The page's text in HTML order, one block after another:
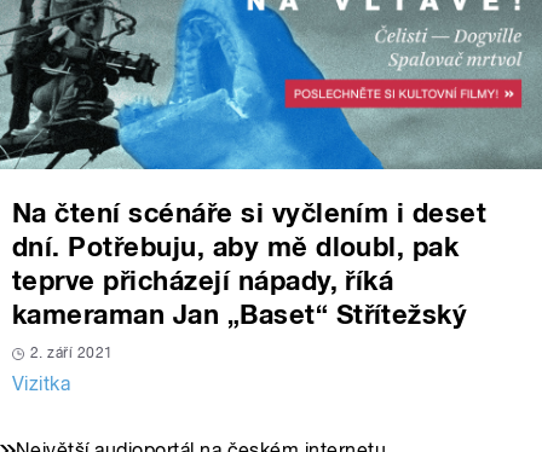
Na čtení scénáře si vyčlením i deset
dní. Potřebuju, aby mě dloubl, pak
teprve přicházejí nápady, říká
kameraman Jan „Baset“ Střítežský
2. září 2021
Vizitka